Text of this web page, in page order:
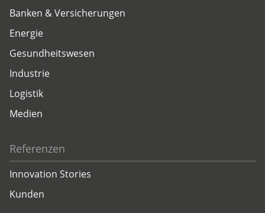
Banken & Versicherungen
Energie
Gesundheitswesen
Industrie
Logistik
Medien
Referenzen
Innovation Stories
Kunden